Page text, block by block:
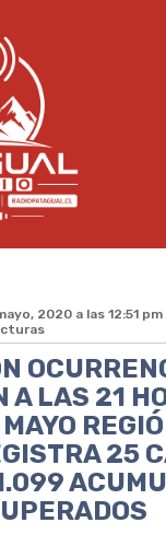
2020 a las 12:51
A LAS 21
25